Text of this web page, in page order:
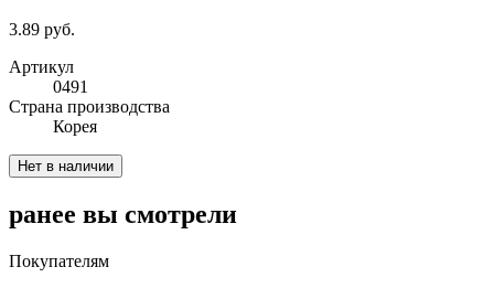
3.89 руб.
Артикул
0491
Cтрана производства
Корея
Нет в наличии
ранее вы смотрели
Покупателям